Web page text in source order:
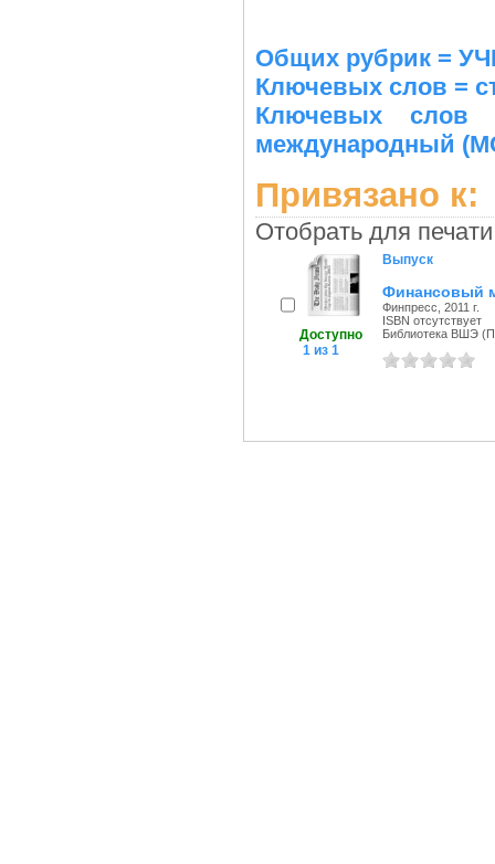
Общих рубрик =
Ключевых слов =
Ключевых слов
международный
Привязано к:
Отобрать для
Доступно
1 из 1
Выпуск
Финансовый
Финпресс, 2011 г.
ISBN отсутствует
Библиотека ВШЭ